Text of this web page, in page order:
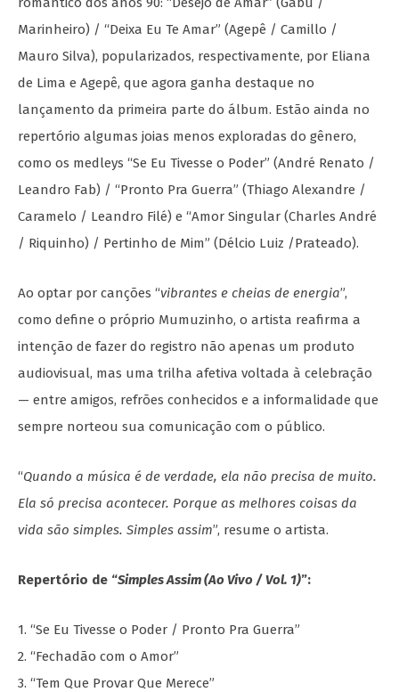
Marinheiro) / “Deixa Eu Te Amar” (Agepê / Camillo /
Mauro Silva), popularizados, respectivamente, por Eliana
de Lima e Agepê, que agora ganha destaque no
lançamento da primeira parte do álbum. Estão ainda no
repertório algumas joias menos exploradas do gênero,
como os medleys “Se Eu Tivesse o Poder” (André Renato /
Leandro Fab) / “Pronto Pra Guerra” (Thiago Alexandre /
Caramelo / Leandro Filé) e “Amor Singular (Charles André
/ Riquinho) / Pertinho de Mim” (Délcio Luiz /Prateado).
Ao optar por canções “vibrantes e cheias de energia”,
como define o próprio Mumuzinho, o artista reafirma a
intenção de fazer do registro não apenas um produto
audiovisual, mas uma trilha afetiva voltada à celebração
— entre amigos, refrões conhecidos e a informalidade que
sempre norteou sua comunicação com o público.
“Quando a música é de verdade, ela não precisa de muito.
Ela só precisa acontecer. Porque as melhores coisas da
vida são simples. Simples assim”, resume o artista.
Repertório de “Simples Assim (Ao Vivo / Vol. 1)”:
1. “Se Eu Tivesse o Poder / Pronto Pra Guerra”
2. “Fechadão com o Amor”
3. “Tem Que Provar Que Merece”